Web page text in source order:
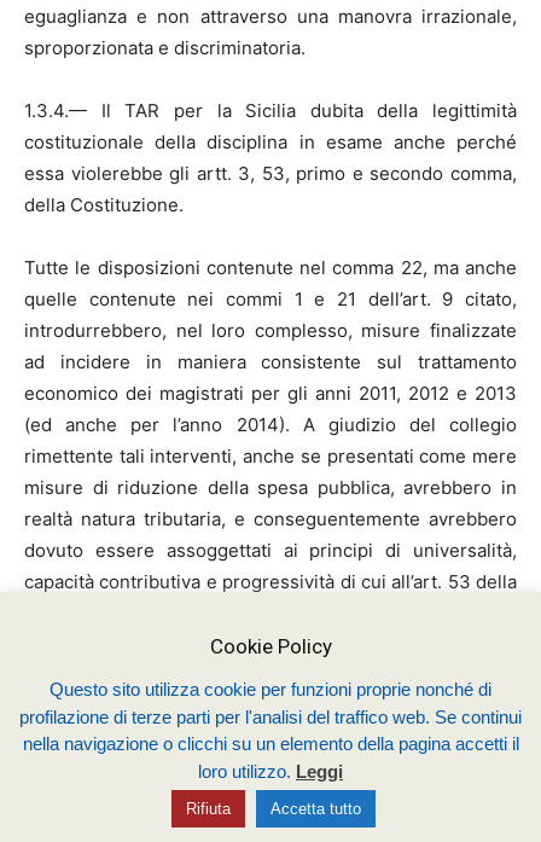
eguaglianza e non attraverso una manovra irrazionale,
sproporzionata e discriminatoria.
1.3.4.— Il TAR per la Sicilia dubita della legittimità
costituzionale della disciplina in esame anche perché
essa violerebbe gli artt. 3, 53, primo e secondo comma,
della Costituzione.
Tutte le disposizioni contenute nel comma 22, ma anche
quelle contenute nei commi 1 e 21 dell’art. 9 citato,
introdurrebbero, nel loro complesso, misure finalizzate
ad incidere in maniera consistente sul trattamento
economico dei magistrati per gli anni 2011, 2012 e 2013
(ed anche per l’anno 2014). A giudizio del collegio
rimettente tali interventi, anche se presentati come mere
misure di riduzione della spesa pubblica, avrebbero in
realtà natura tributaria, e conseguentemente avrebbero
dovuto essere assoggettati ai principi di universalità,
capacità contributiva e progressività di cui all’art. 53 della
caratteristiche elaborate dalla giurisprudenza di questa
Corte per qualificare come tributarie alcune entrate.
In particolare, si tratterebbe di una prestazione doverosa,
in mancanza di un rapporto sinallagmatico tra le parti e
Cookie Policy
Questo sito utilizza cookie per funzioni proprie nonché di
profilazione di terze parti per l'analisi del traffico web. Se continui
nella navigazione o clicchi su un elemento della pagina accetti il
loro utilizzo. Leggi
Rifiuta Accetta tutto